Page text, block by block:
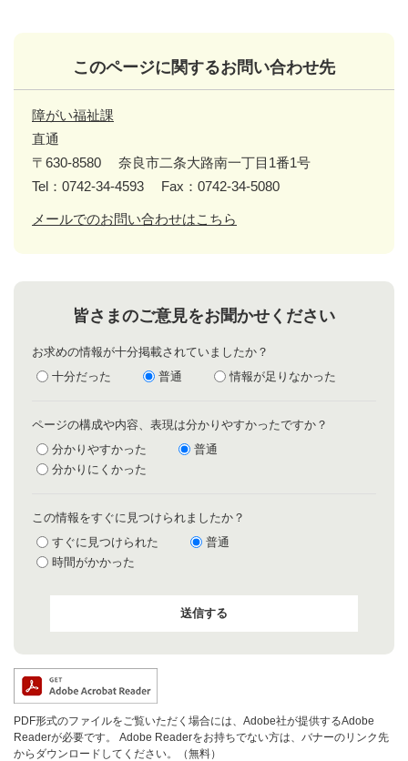
このページに関するお問い合わせ先
障がい福祉課
直通
〒630-8580
奈良市二条大路南一丁目1番1号
Tel：0742-34-4593
Fax：0742-34-5080
メールでのお問い合わせはこちら
皆さまのご意見をお聞かせください
お求めの情報が十分掲載されていましたか？
十分だった
普通 情報が足りなかった
ページの構成や内容、表現は分かりやすかったですか？
分かりやすかった
普通
分かりにくかった
この情報をすぐに見つけられましたか？
すぐに見つけられた
普通
時間がかかった
PDF形式のファイルをご覧いただく場合には、Adobe社が提供するAdobe
Readerが必要です。
Adobe Readerをお持ちでない方は、バナーのリンク先
からダウンロードしてください。（無料）